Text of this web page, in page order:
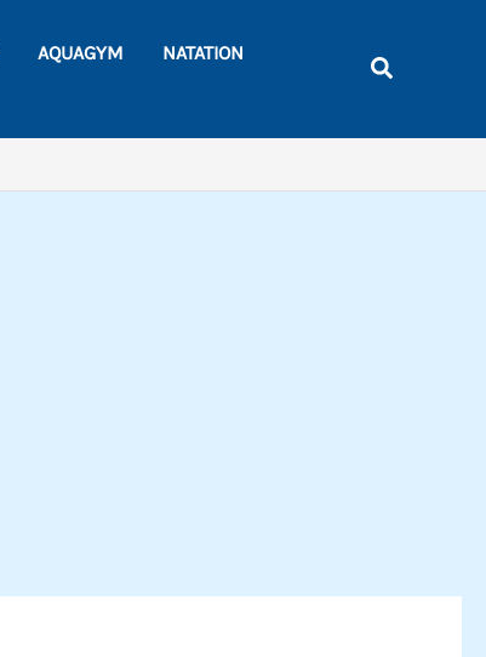
AQUAGYM
NATATION